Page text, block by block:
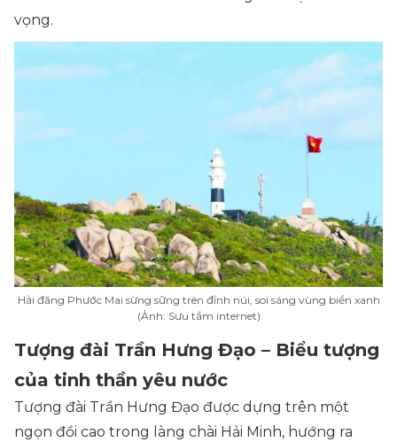
vọng.
Hải đăng Phước Mai sừng sững trên đỉnh núi, soi sáng vùng biển xanh
(Ảnh: Sưu tầm internet)
Tượng đài Trần Hưng Đạo – Biểu tượng
của tinh thần yêu nước
Tượng đài Trần Hưng Đạo được dựng trên một
ngọn đồi cao trong làng chài Hải Minh, hướng ra